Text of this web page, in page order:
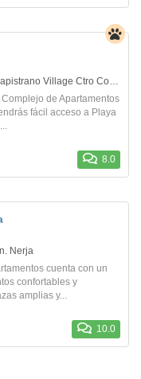
Cno De Ronda Urb Capistrano Village Ctro Comercial 6. Nerja
de Apartamentos
fácil acceso a Playa
8.0
Nerja
cuenta con un
confortables y
amplias y...
10.0